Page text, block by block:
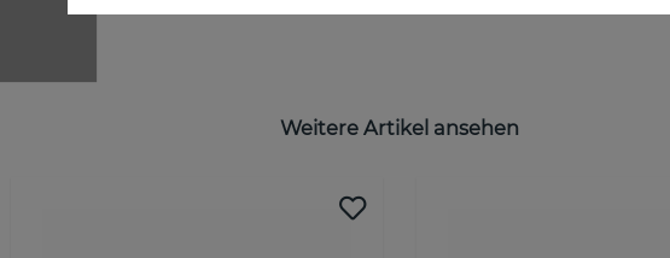
Weitere Artikel ansehen